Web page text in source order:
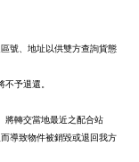
號、地址以供雙方查詢貨態
予退還。
將轉交當地最近之配合站
導致物件被銷毀或退回我方